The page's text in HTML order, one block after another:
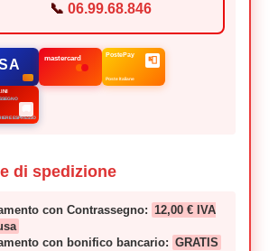
📞 06.99.68.846
mastercard
PostePay
📮
ESPRESSO
🚚
di spedizione
con Contrassegno: 12,00 € IVA
con bonifico bancario: GRATIS